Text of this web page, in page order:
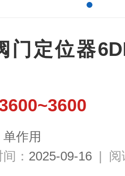
门定位器
单作用
： 2025-09-16 | 阅